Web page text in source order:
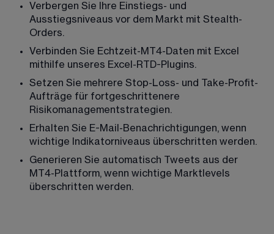
Verbergen Sie Ihre Einstiegs- und
Ausstiegsniveaus vor dem Markt mit Stealth-
Orders.
Verbinden Sie Echtzeit-MT4-Daten mit Excel
mithilfe unseres Excel-RTD-Plugins.
Setzen Sie mehrere Stop-Loss- und Take-Profit-
Aufträge für fortgeschrittenere
Risikomanagementstrategien.
Erhalten Sie E-Mail-Benachrichtigungen, wenn
wichtige Indikatorniveaus überschritten werden.
Generieren Sie automatisch Tweets aus der
MT4-Plattform, wenn wichtige Marktlevels
überschritten werden.